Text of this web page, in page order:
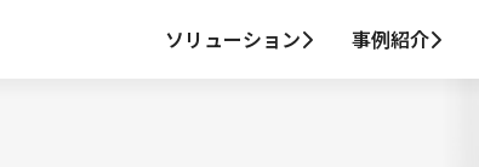
ソリューション 事例紹介